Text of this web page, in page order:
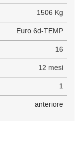
1506 Kg
Euro 6d-TEMP
16
12 mesi
1
anteriore